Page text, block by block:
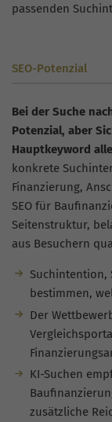
passenden
SEO-Potenzial
Bei der Suche
Potenzial, aber
Hauptkeyword
konkrete
Finanzierung,
SEO für
Seitenstruktur,
aus Besuchern
Suchintention,
bestimmen,
Der
KI-Suchen
zusätzliche